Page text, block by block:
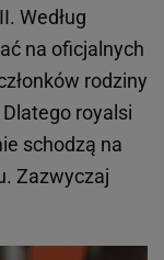
Według
na oficjalnych
rodziny
royalsi
schodzą na
Zazwyczaj